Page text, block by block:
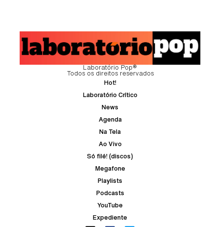
Laboratório Pop®
Todos os direitos reservados
Hot!
Laboratório Crítico
News
Agenda
Na Tela
Ao Vivo
Só filé! (discos)
Megafone
Playlists
Podcasts
YouTube
Expediente